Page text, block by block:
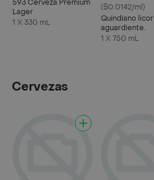
593 Cerveza Prémium
Lager
1 X 330 mL
($0.0142/ml)
Quindiano licor
aguardiente.
1 X 750 mL
Cervezas